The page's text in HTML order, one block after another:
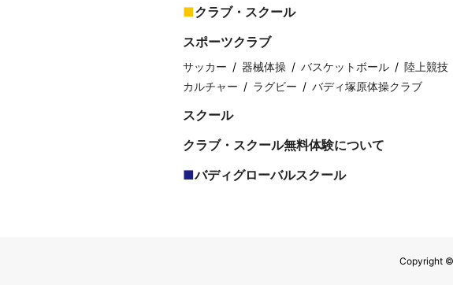
クラブ・スクール
スポーツクラブ
サッカー 器械体操 バスケットボール 陸上競技
カルチャー
ラグビー バディ塚原体操クラブ
スクール
クラブ・スクール無料体験について
バディグローバルスクール
Copyright